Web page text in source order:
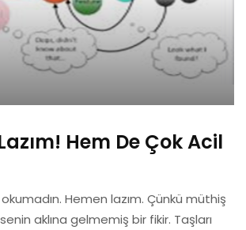
Hem De Çok Acil
Hemen lazım. Çünkü müthiş
aklına gelmemiş bir fikir. Taşları